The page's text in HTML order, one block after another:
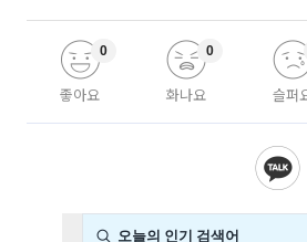
좋아요
0
화나요
0
슬퍼